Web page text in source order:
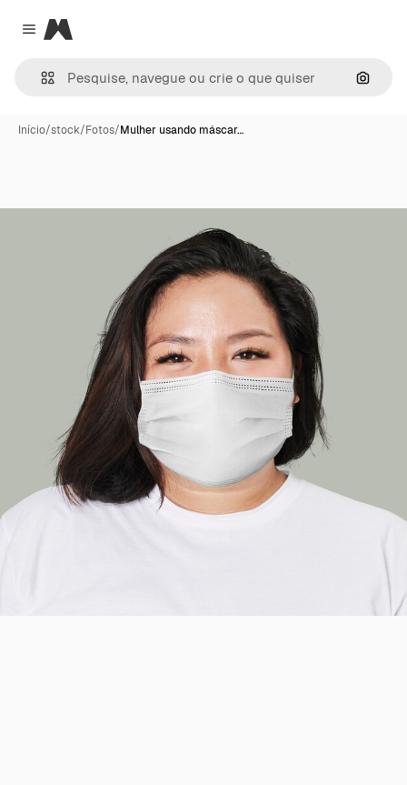
Close menu
Magnific
Início/stock/Fotos/Mulher usando máscar…